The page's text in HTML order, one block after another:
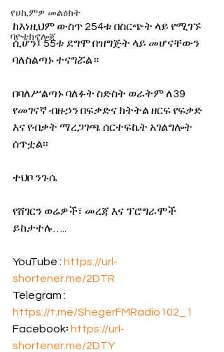
የሀኪምዎ መልዕክት
ባዮቴክኖሎጂ
ከእነዚህም ውስጥ 254ቱ በስርጭት ላይ የሚገኙ
ሲሆን፤ 55ቱ ደግሞ በዝግጅት ላይ መሆናቸውን
ባለስልጣኑ ተናግሯል።
በባለሥልጣኑ ባለፉት ስድስት ወራትም ለ39
የመገናኛ ብዙኃን በፍቃድና ክትትል ዘርፍ የፍቃድ
እና የብቃት ማረጋገጫ ሰርተፍኬት አገልግሎት
ሰጥቷል፡፡
ተህቦ ንጉሴ
የሸገርን ወሬዎች፣ መረጃ እና ፕሮግራሞች
ይከታተሉ…..
YouTube : https://url-
shortener.me/2DTR
Telegram :
https://t.me/ShegerFMRadio102_1
Facebook፡ https://url-
shortener.me/2DTY